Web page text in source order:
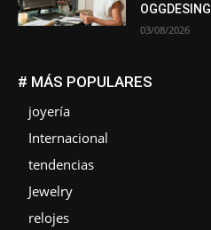
OGGDESING
03/08/2026
# MÁS POPULARES
joyería
Internacional
tendencias
Jewelry
relojes